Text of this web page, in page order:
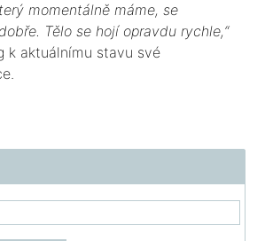
momentálně máme, se
Tělo se hojí opravdu rychle,“
k aktuálnímu stavu své